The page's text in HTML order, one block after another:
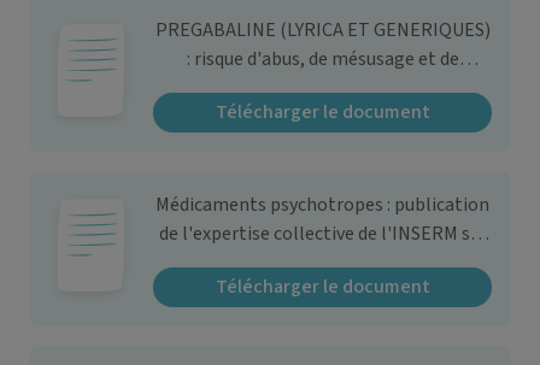
PREGABALINE (LYRICA ET GENERIQUES)
: risque d'abus, de mésusage et de
pharmacodépendance
Télécharger le document
Médicaments psychotropes : publication
de l'expertise collective de l'INSERM sur
les consommations et les
pharmacodépendances - Point
Télécharger le document